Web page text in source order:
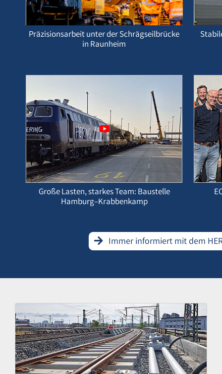
Präzisionsarbeit unter der Schrägseilbrücke
in Raunheim
Große Lasten, starkes Team: Baustelle
Hamburg–Krabbenkamp
Immer informiert mit dem